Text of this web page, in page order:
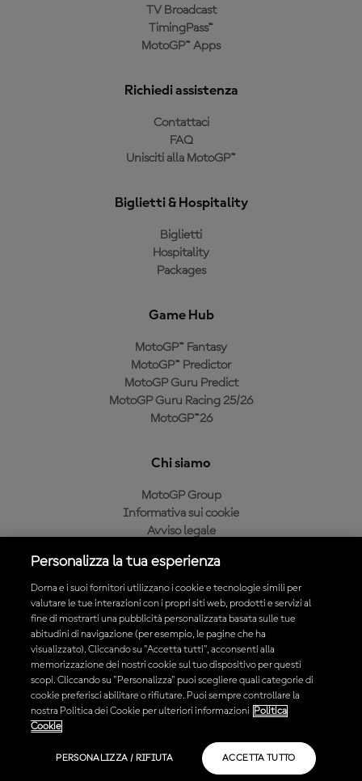
TV Broadcast
TimingPass™
MotoGP™ Apps
Richiedi assistenza
Contattaci
FAQ
Unisciti alla MotoGP™
Biglietti & Hospitality
Biglietti
Hospitality
Packages
Game Hub
MotoGP™ Fantasy
MotoGP™ Predictor
MotoGP Guru Predict
MotoGP Guru Racing 25/26
MotoGP™26
Chi siamo
MotoGP Group
Informativa sui cookie
Avviso legale
Condizioni di acquisto
Scarica l'app ufficiale MotoGP™
© 2026 MotoGP Sports Entertainment Group. Tutti i diritti riservati.
Tutti i marchi sono di proprietà dei rispettivi proprietari.
Personalizza la tua esperienza
Dorna e i suoi fornitori utilizzano i cookie e tecnologie simili per
valutare le tue interazioni con i propri siti web, prodotti e servizi al
fine di mostrarti una pubblicità personalizzata basata sulle tue
abitudini di navigazione (per esempio, le pagine che ha
visualizzato). Cliccando su "Accetta tutti", acconsenti alla
memorizzazione dei nostri cookie sul tuo dispositivo per questi
scopi. Cliccando su "Personalizza" puoi scegliere quali categorie di
cookie preferisci abilitare o rifiutare. Puoi sempre controllare la
nostra Politica dei Cookie per ulteriori informazioni
Politica
Cookie
PERSONALIZZA / RIFIUTA ACCETTA TUTTO